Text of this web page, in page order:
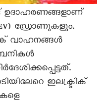
ഉദാഹരണങ്ങളാണ്
ഡ്രോണുകളും.
വാഹനങ്ങൾ
ഇലക്ട്രിക്